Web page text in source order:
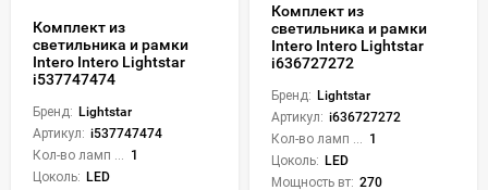
Комплект из
светильника и рамки
Intero Intero Lightstar
i537747474
Бренд: Lightstar
Артикул: i537747474
1
Цоколь: LED
Комплект из
светильника и рамки
Intero Intero Lightstar
i636727272
Бренд: Lightstar
Артикул: i636727272
1
Цоколь: LED
Мощность вт: 270